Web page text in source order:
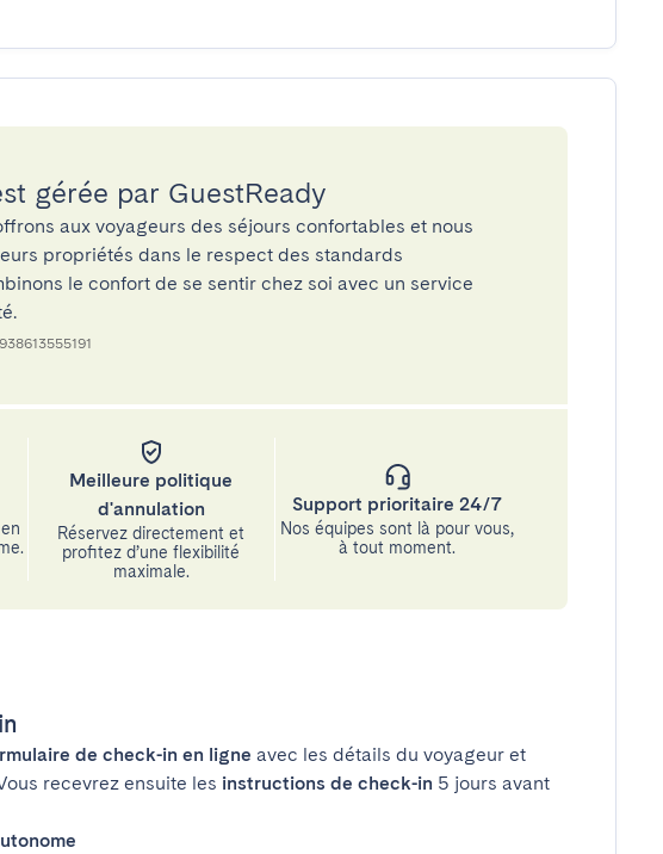
gérée par GuestReady
aux voyageurs des séjours confortables et nous
propriétés dans le respect des standards
le confort de se sentir chez soi avec un service
Meilleure politique
d'annulation
Réservez directement et
profitez d’une flexibilité
maximale.
Support prioritaire 24/7
Nos équipes sont là pour vous,
à tout moment.
de check-in en ligne avec les détails du voyageur et
recevrez ensuite les instructions de check-in 5 jours avant